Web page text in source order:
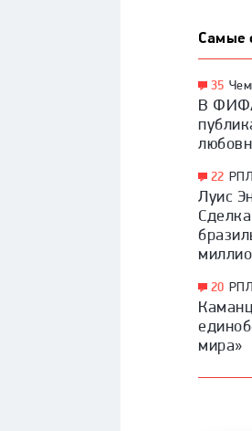
Самые
35
В
22 РПЛ
Луис
20 РПЛ
мира»